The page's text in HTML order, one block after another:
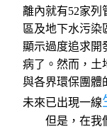
離內就有52家列
區及地下水污染
顯示過度追求開
病了。然而，土
與各界環保團體
未來已出現一線
但是，在我們